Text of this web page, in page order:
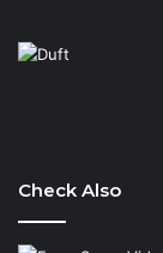
Check Also